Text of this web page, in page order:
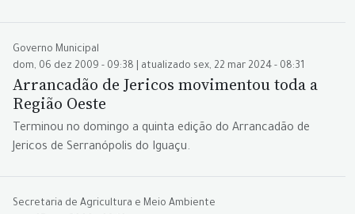
Governo Municipal
dom, 06 dez 2009 - 09:38 | atualizado sex, 22 mar 2024 - 08:31
Arrancadão de Jericos movimentou toda a
Região Oeste
Terminou no domingo a quinta edição do Arrancadão de
Jericos de Serranópolis do Iguaçu.
Secretaria de Agricultura e Meio Ambiente